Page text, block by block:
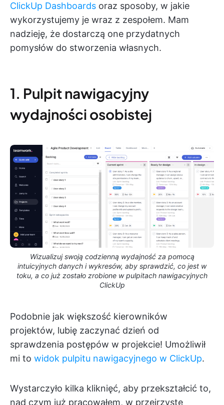
ClickUp Dashboards oraz sposoby, w jakie
wykorzystujemy je wraz z zespołem. Mam
nadzieję, że dostarczą one przydatnych
pomysłów do stworzenia własnych.
1. Pulpit nawigacyjny
wydajności osobistej
Wizualizuj swoją codzienną wydajność za pomocą
intuicyjnych danych i wykresów, aby sprawdzić, co jest w
toku, a co już zostało zrobione w pulpitach nawigacyjnych
ClickUp
Podobnie jak większość kierowników
projektów, lubię zaczynać dzień od
sprawdzenia postępów w projekcie! Umożliwił
mi to widok pulpitu nawigacyjnego w ClickUp.
Wystarczyło kilka kliknięć, aby przekształcić to,
nad czym już pracowałem, w przejrzyste